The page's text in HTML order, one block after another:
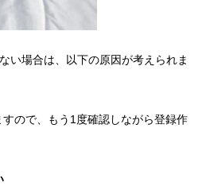
い場合は、以下の原因が考えられま
ので、もう1度確認しながら登録作